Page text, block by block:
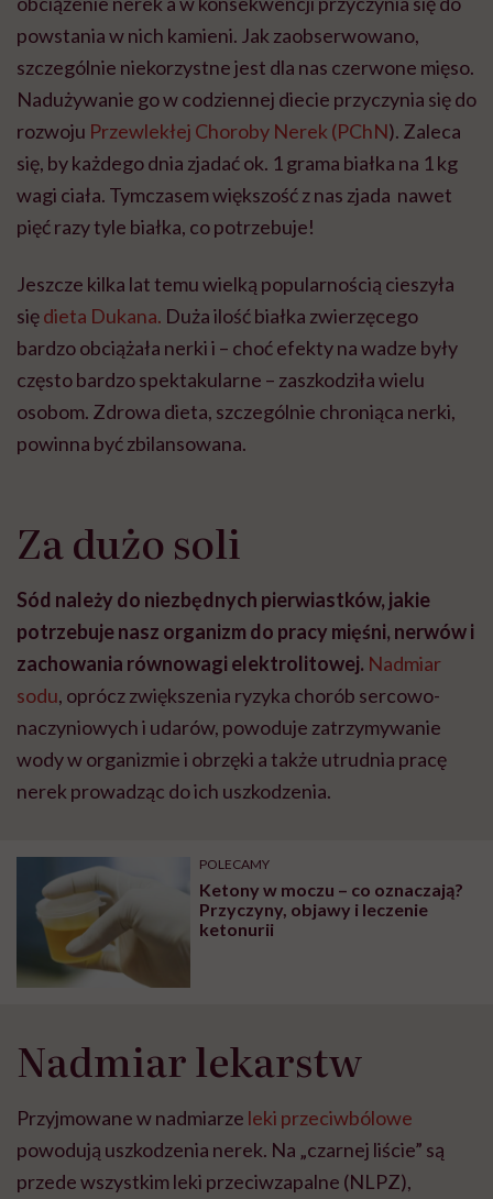
powstania w nich kamieni. Jak zaobserwowano,
szczególnie niekorzystne jest dla nas czerwone mięso.
Nadużywanie go w codziennej diecie przyczynia się do
rozwoju Przewlekłej Choroby Nerek (PChN). Zaleca
się, by każdego dnia zjadać ok. 1 grama białka na 1 kg
wagi ciała. Tymczasem większość z nas zjada nawet
pięć razy tyle białka, co potrzebuje!
Jeszcze kilka lat temu wielką popularnością cieszyła
siędieta Dukana. Duża ilość białka zwierzęcego
bardzo obciążała nerki i – choć efekty na wadze były
często bardzo spektakularne – zaszkodziła wielu
osobom. Zdrowa dieta, szczególnie chroniąca nerki,
powinna być zbilansowana.
Za dużo soli
Sód należy do niezbędnych pierwiastków, jakie
potrzebuje nasz organizm do pracy mięśni, nerwów i
zachowania równowagi elektrolitowej. Nadmiar
sodu, oprócz zwiększenia ryzyka chorób sercowo-
naczyniowych i udarów, powoduje zatrzymywanie
wody w organizmie i obrzęki a także utrudnia pracę
nerek prowadząc do ich uszkodzenia.
POLECAMY
Ketony w moczu – co oznaczają?
Przyczyny, objawy i leczenie
ketonurii
Nadmiar lekarstw
Przyjmowane w nadmiarze leki przeciwbólowe
powodują uszkodzenia nerek. Na „czarnej liście” są
przede wszystkim leki przeciwzapalne (NLPZ),